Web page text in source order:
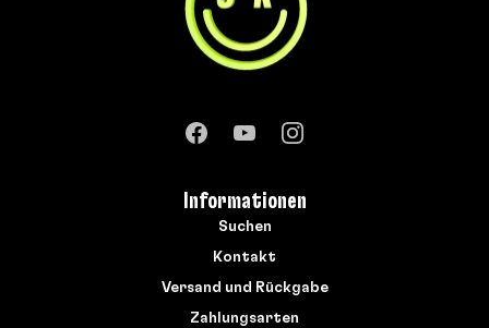
Informationen
Suchen
Kontakt
Versand und Rückgabe
Zahlungsarten